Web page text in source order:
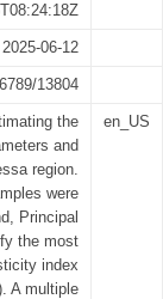
2025-06-12
13804
the
and
region.
were
Principal
the most
index
A multiple
en_US